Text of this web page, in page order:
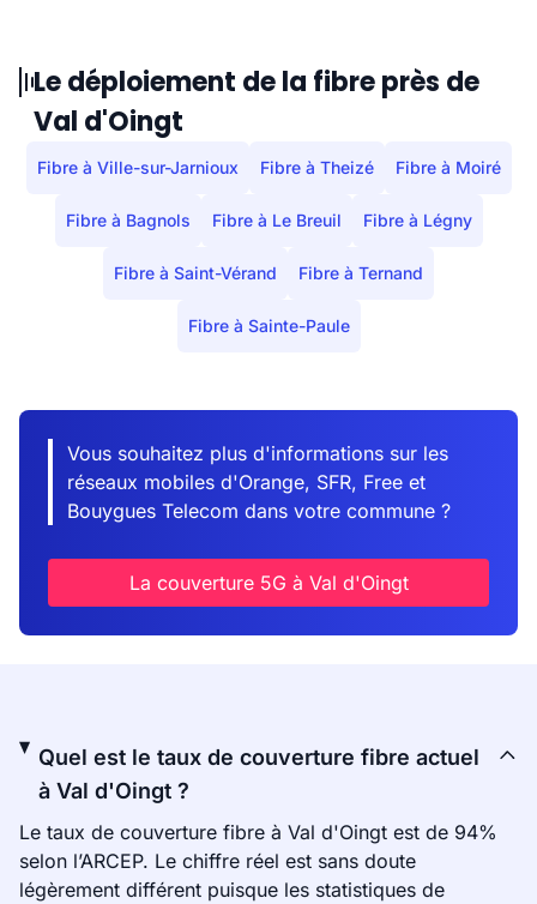
Le déploiement de la fibre près de
Val d'Oingt
Fibre à Ville-sur-Jarnioux Fibre à Theizé Fibre à Moiré
Fibre à Bagnols Fibre à Le Breuil Fibre à Légny
Fibre à Saint-Vérand Fibre à Ternand
Fibre à Sainte-Paule
Vous souhaitez plus d'informations sur les
réseaux mobiles d'Orange, SFR, Free et
Bouygues Telecom dans votre commune ?
La couverture 5G à Val d'Oingt
Quel est le taux de couverture fibre actuel
à Val d'Oingt ?
Le taux de couverture fibre à Val d'Oingt est de 94%
selon l’ARCEP. Le chiffre réel est sans doute
légèrement différent puisque les statistiques de